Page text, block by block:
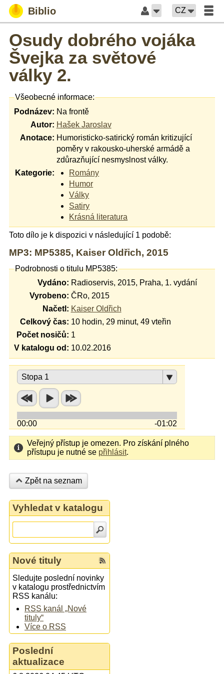
Biblio CZ
Osudy dobrého vojáka
Švejka za světové
války 2.
Všeobecné informace:
Podnázev: Na frontě
Autor: Hašek Jaroslav
Anotace: Humoristicko-satirický román kritizující
poměry v rakousko-uherské armádě a
zdůrazňující nesmyslnost války.
Kategorie:
Romány
Humor
Války
Satiry
Krásná literatura
Toto dílo je k dispozici v následující 1 podobě:
MP3: MP5385, Kaiser Oldřich, 2015
Podrobnosti o titulu MP5385:
Vydáno: Radioservis, 2015, Praha, 1. vydání
Vyrobeno: ČRo, 2015
Načetl: Kaiser Oldřich
Celkový čas: 10 hodin, 29 minut, 49 vteřin
Počet nosičů: 1
V katalogu od: 10.02.2016
Stopa 1
00:00 -01:02
Veřejný přístup je omezen. Pro získání plného
přístupu je nutné se přihlásit.
Zpět na seznam
Vyhledat v katalogu
Nové tituly
Sledujte poslední novinky
v katalogu prostřednictvím
RSS kanálu:
RSS kanál „Nové
tituly“
Více o RSS
Poslední
aktualizace